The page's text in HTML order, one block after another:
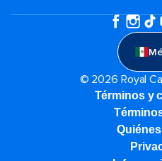
© 2026 Royal
Términos y